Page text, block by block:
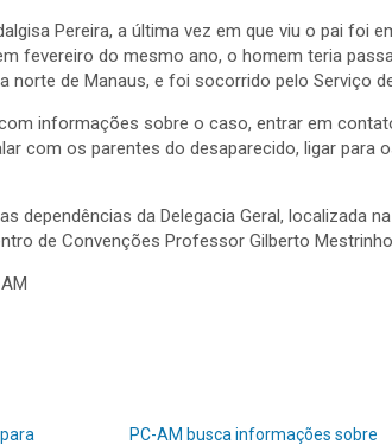
Pereira, a última vez em que viu o pai foi
fevereiro do mesmo ano, o homem teria
norte de Manaus, e foi socorrido pelo Serviço
informações sobre o caso, entrar em
com os parentes do desaparecido, ligar para
dependências da Delegacia Geral, localizada
de Convenções Professor Gilberto
PC-AM busca informações sobre